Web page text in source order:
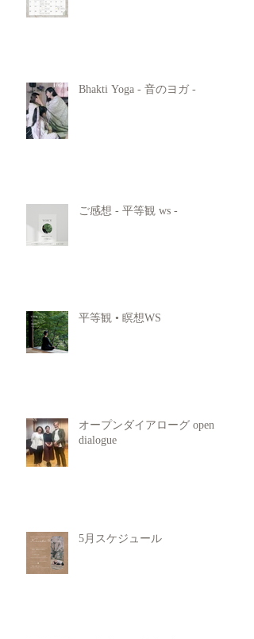
Bhakti Yoga - 音のヨガ -
ご感想 - 平等観 ws -
平等観 • 瞑想WS
オープンダイアローグ open
dialogue
5月スケジュール